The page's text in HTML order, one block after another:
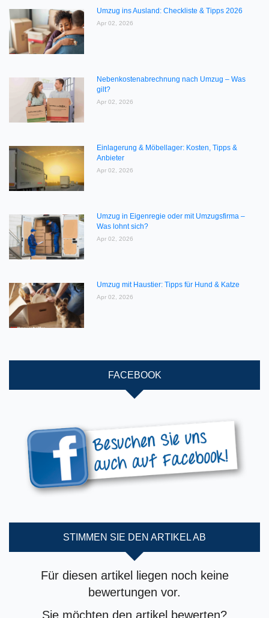
Umzug ins Ausland: Checkliste & Tipps 2026
Apr 02, 2026
Nebenkostenabrechnung nach Umzug – Was
gilt?
Apr 02, 2026
Einlagerung & Möbellager: Kosten, Tipps &
Anbieter
Apr 02, 2026
Umzug in Eigenregie oder mit Umzugsfirma –
Was lohnt sich?
Apr 02, 2026
Umzug mit Haustier: Tipps für Hund & Katze
Apr 02, 2026
FACEBOOK
STIMMEN SIE DEN ARTIKEL AB
Für diesen artikel liegen noch keine
bewertungen vor.
Sie möchten den artikel bewerten?